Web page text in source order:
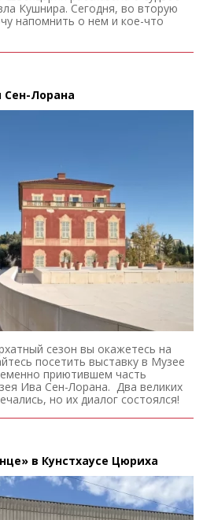
Кушнира. Сегодня, во вторую
напомнить о нем и кое-что
Сен-Лорана
сезон вы окажетесь на
посетить выставку в Музее
приютившем часть
Ива Сен-Лорана. Два великих
но их диалог состоялся!
в Кунстхаусе Цюриха